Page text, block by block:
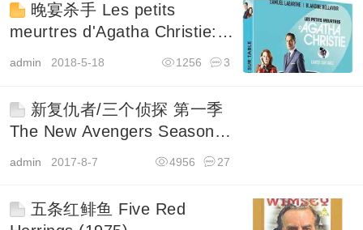
晚宴杀手 Les petits
meurtres d'Agatha Christie:
admin 2018-5-18 3
1256
新复仇者/三个侦探 第一季
The New Avengers Season 1
admin 2017-8-7 27
4956
五条红鲱鱼 Five Red